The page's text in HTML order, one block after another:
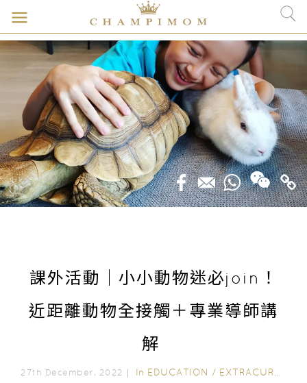
課外活動｜小小動物迷必join！
近距離動物全接觸＋專業導師講
解
27th December, 2022｜ In EDUCATION / EXTRACURRICULAR ACTIVITIES